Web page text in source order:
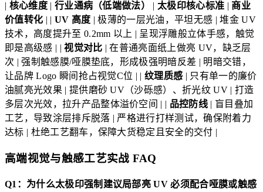
| 核心维度| 行业通病（低端做法） | 太极印核心标准 | 商业
价值转化 | | UV 高度 | 极薄的一层光油，平坦无感 | 堆金 UV
技术，高度提升至 0.2mm 以上 | 呈现浮雕般立体手感，触觉
即是高级感 | |视觉对比 | 在普通亮面纸上做亮 UV，缺乏层
次 | 强制触感膜/哑膜垫底，形成极强明暗反差 | 明暗交错，
让品牌 Logo 瞬间抢占视觉C位 | |纹理质感 | 只有单一的廉价
油腻亮光效果 | 提供磨砂 UV（沙砾感）、折光纹 UV | 打造
多层次光效，拉升产品整体溢价空间 | | 品控防线 | 盲目叠加
工艺，导致涂层排斥脱落 | 严格进行打样测试，确保附着力
达标 | 杜绝工艺翻车，保障大货稳定且安全的交付 |
高端视觉与触感工艺实战 FAQ
Q1：为什么太极印强制建议局部亮 UV 必须配合哑膜或触感